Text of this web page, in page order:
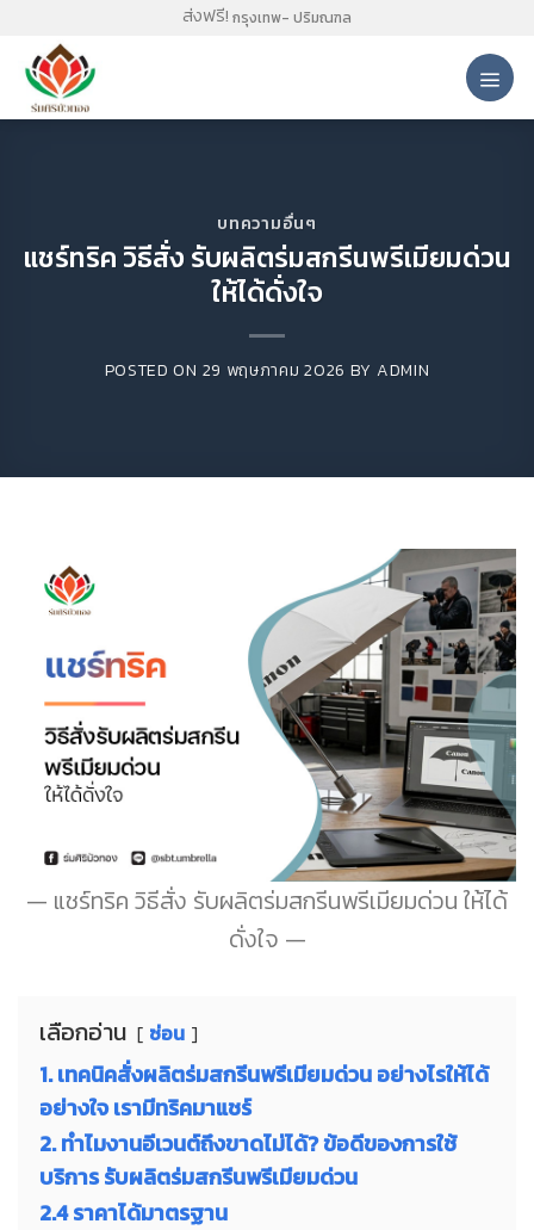
content
ส่งฟรี! กรุงเทพ- ปริมณฑล
บทความอื่นๆ
แชร์ทริค วิธีสั่ง รับผลิตร่มสกรีนพรีเมียมด่วน
ให้ได้ดั่งใจ
POSTED ON 29 พฤษภาคม 2026 BY ADMIN
แชร์ทริค วิธีสั่ง รับผลิตร่มสกรีนพรีเมียมด่วน ให้ได้
ดั่งใจ
เลือกอ่าน ซ่อน
1. เทคนิคสั่งผลิตร่มสกรีนพรีเมียมด่วน อย่างไรให้ได้
อย่างใจ เรามีทริคมาแชร์
2. ทำไมงานอีเวนต์ถึงขาดไม่ได้? ข้อดีของการใช้
บริการ รับผลิตร่มสกรีนพรีเมียมด่วน
2.4 ราคาได้มาตรฐาน